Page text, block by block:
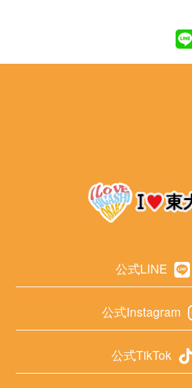
公式LINE
公式Instagram
公式TikTok